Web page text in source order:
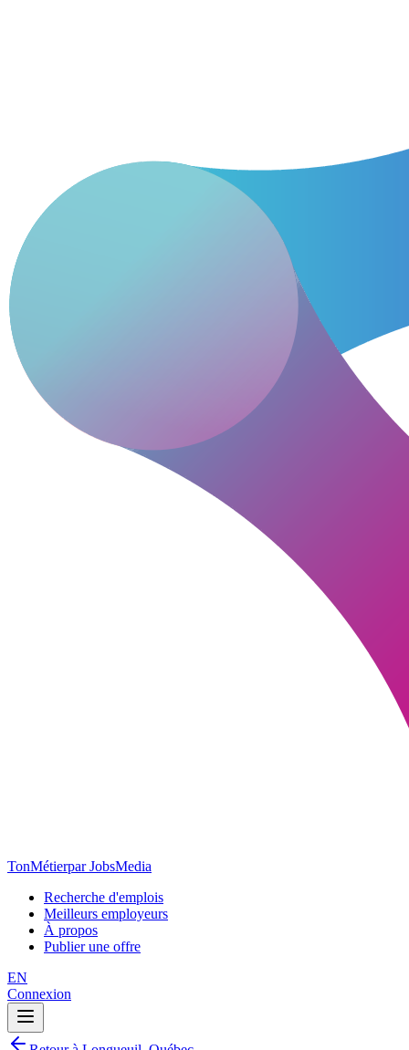
TonMétierpar JobsMedia
Recherche d'emplois
Meilleurs employeurs
À propos
Publier une offre
EN
Connexion